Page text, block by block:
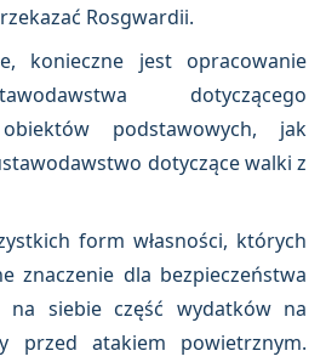
Rosgwardii.
konieczne jest opracowanie
dotyczącego
podstawowych, jak
dotyczące walki z
form własności, których
znaczenie dla bezpieczeństwa
siebie część wydatków na
przed atakiem powietrznym.